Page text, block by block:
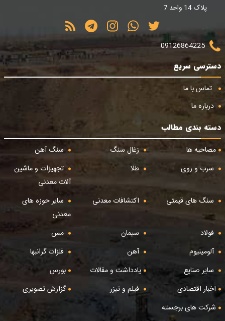
پلاک 14 واحد 7
09126864225
دسترسی سریع
تماس با ما
درباره ما
دسته بندی مطالب
مصاحبه ها
زغال سنگ
سنگ آهن
سرب و روی
طلا
تجهیزات و ماشین
آلات معدنی
سنگ های قیمتی
اکتشافات معدنی
سایر حوزه های
معدنی
فولاد
سیمان
مس
آلومینیوم
آهن
فلزات گرانبها
سایر صنایع
یادداشت و مقالات
بورس
اخبار اقتصادی
فیلم و تیزر
گزارش تصویری
شرکت های برجسته